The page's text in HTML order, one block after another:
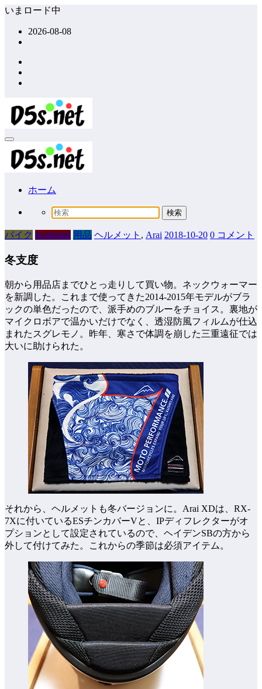
コ
ッ
プ
いまロード中
2026-08-08
ホーム
バイク Kushitani 用品 ヘルメット , Arai 2018-10-20 0 コメント
冬支度
朝から用品店までひとっ走りして買い物。ネックウォーマー
を新調した。これまで使ってきた2014-2015年モデルがブラ
ックの単色だったので、派手めのブルーをチョイス。裏地が
マイクロボアで温かいだけでなく、透湿防風フィルムが仕込
まれたスグレモノ。昨年、寒さで体調を崩した三重遠征では
大いに助けられた。
それから、ヘルメットも冬バージョンに。Arai XDは、RX-
7Xに付いているESチンカバーVと、IPディフレクターがオ
プションとして設定されているので、ヘイデンSBの方から
外して付けてみた。これからの季節は必須アイテム。